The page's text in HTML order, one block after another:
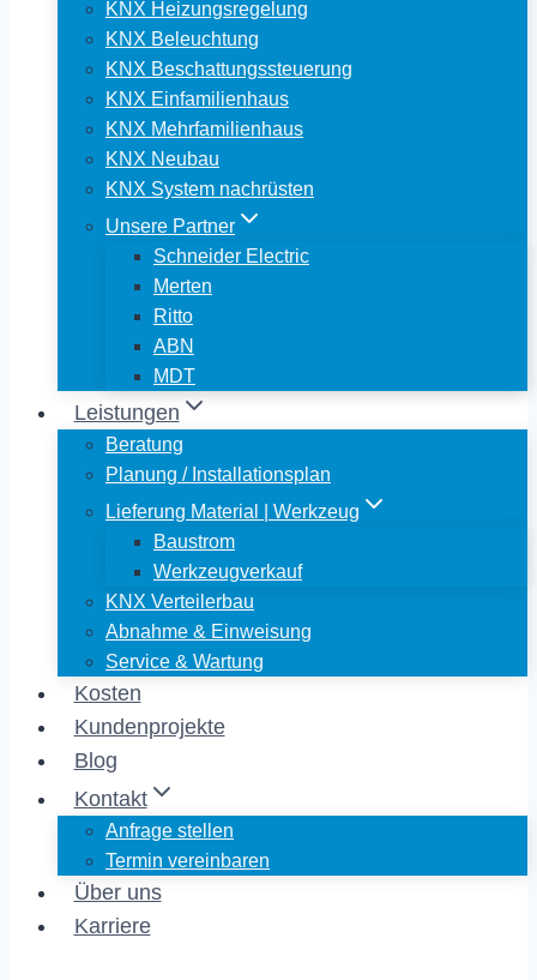
KNX Heizungsregelung
KNX Beleuchtung
KNX Beschattungssteuerung
KNX Einfamilienhaus
KNX Mehrfamilienhaus
KNX Neubau
KNX System nachrüsten
Unsere Partner
Schneider Electric
Merten
Ritto
ABN
MDT
Leistungen
Beratung
Planung / Installationsplan
Lieferung Material | Werkzeug
Baustrom
Werkzeugverkauf
KNX Verteilerbau
Abnahme & Einweisung
Service & Wartung
Kosten
Kundenprojekte
Blog
Kontakt
Anfrage stellen
Termin vereinbaren
Über uns
Karriere